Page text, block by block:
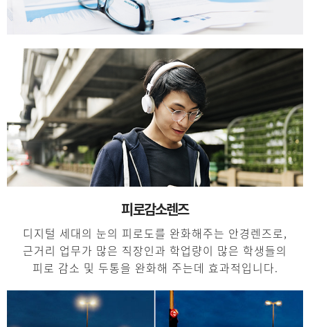
피로감소렌즈
디지털 세대의 눈의 피로도를 완화해주는 안경렌즈로,
근거리 업무가 많은 직장인과 학업량이 많은 학생들의
피로 감소 및 두통을 완화해 주는데 효과적입니다.